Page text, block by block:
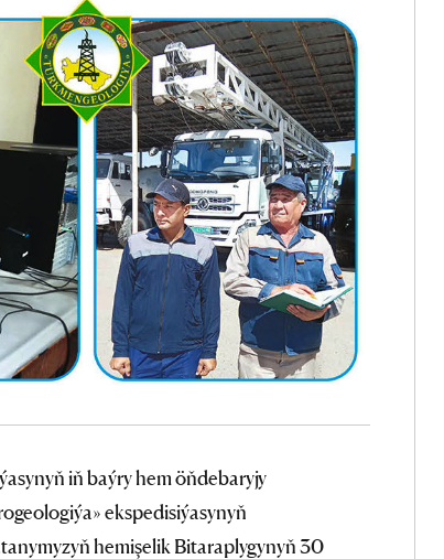
iň baýry hem öňdebaryjy
ekspedisiýasynyň
hemişelik Bitaraplygynyň 30